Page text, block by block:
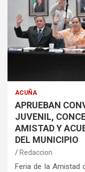
ACUÑA
APRUEBAN
JUVENIL,
AMISTAD Y
DEL MUNICIPIO
Redaccion
Feria de la Amistad